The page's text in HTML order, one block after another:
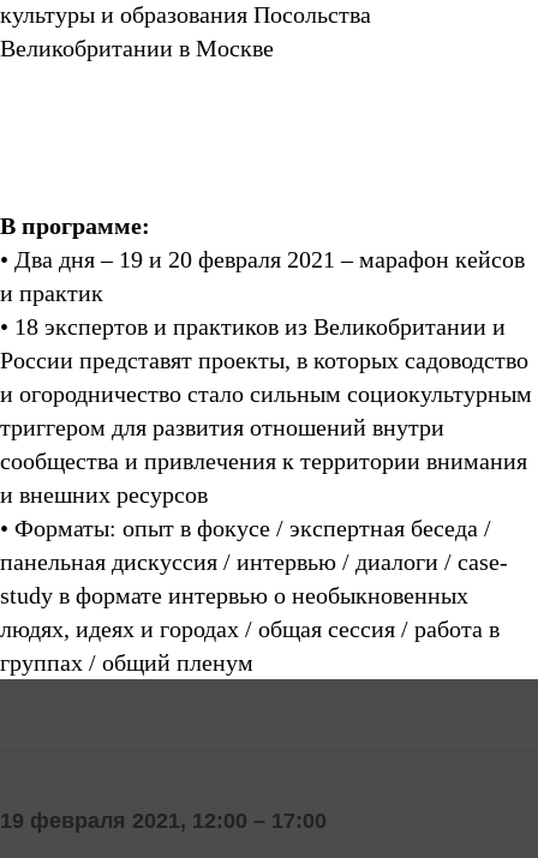
культуры и образования Посольства
Великобритании в Москве
В программе:
• Два дня – 19 и 20 февраля 2021 – марафон кейсов
и практик
• 18 экспертов и практиков из Великобритании и
России представят проекты, в которых садоводство
и огородничество стало сильным социокультурным
триггером для развития отношений внутри
сообщества и привлечения к территории внимания
и внешних ресурсов
• Форматы: опыт в фокусе / экспертная беседа /
панельная дискуссия / интервью / диалоги / case-
study в формате интервью о необыкновенных
людях, идеях и городах / общая сессия / работа в
группах / общий пленум
19 февраля 2021, 12:00 – 17:00